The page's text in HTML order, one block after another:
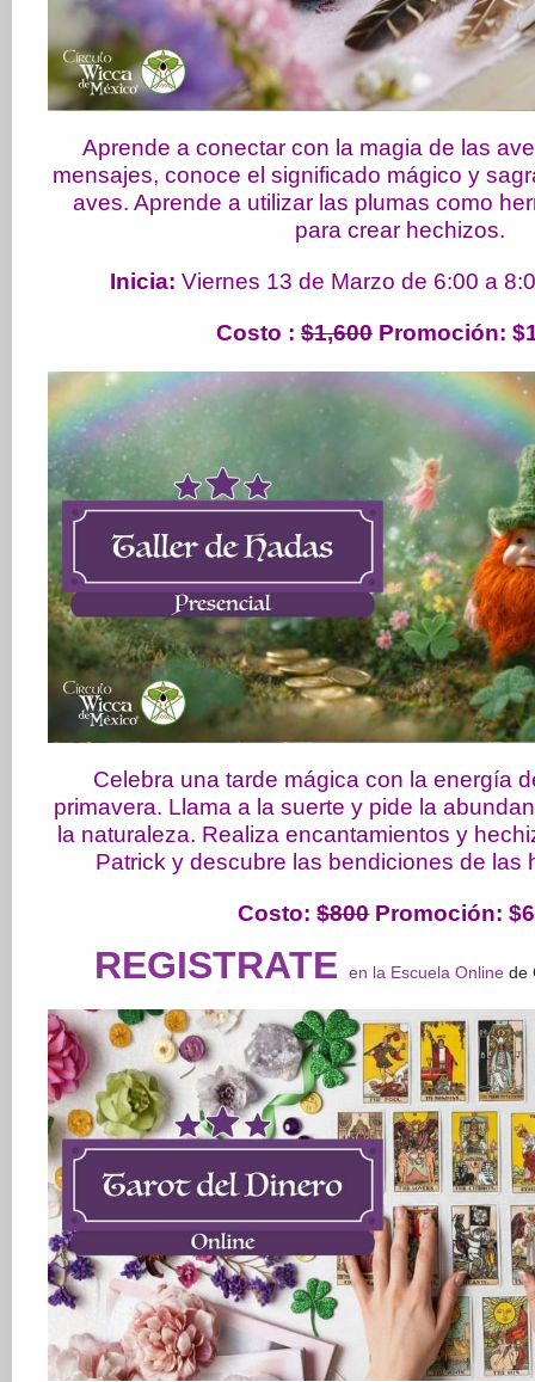
Aprende a conectar con la magia de las
mensajes, conoce el significado mágico y
aves. Aprende a utilizar las plumas como
para crear hechizos.
Inicia: Viernes 13 de Marzo de 6:00 a
Costo : $1,600Promoción:
Celebra una tarde mágica con la energía
primavera. Llama a la suerte y pide la
la naturaleza. Realiza encantamientos y
Patrick y descubre las bendiciones de las
Costo:$800Promoción:
REGISTRATE en la Escuela Onlinede